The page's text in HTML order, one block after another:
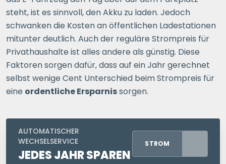
steht, ist es sinnvoll, den Akku zu laden. Jedoch
schwanken die Kosten an öffentlichen Ladestationen
mitunter deutlich. Auch der reguläre Strompreis für
Privathaushalte ist alles andere als günstig. Diese
Faktoren sorgen dafür, dass auf ein Jahr gerechnet
selbst wenige Cent Unterschied beim Strompreis für
eine ordentliche Ersparnissorgen.
AUTOMATISCHER
WECHSELSERVICE
JEDES JAHR SPAREN
STROM